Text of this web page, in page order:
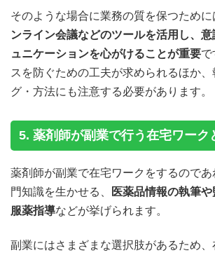
そのような場合に業務の質を保つために
ンライン会議などのツールを活用し、意
ュニケーションを心がけることが重要で
スを防ぐための工夫が求められるほか
グ・方法にも注意する必要があります。
5. 薬剤師が副業で行う在宅ワーク
薬剤師が副業で在宅ワークをするので
門知識を生かせる、
医薬品情報の執筆
服薬指導などが挙げられます。
副業にはさまざまな選択肢があるため